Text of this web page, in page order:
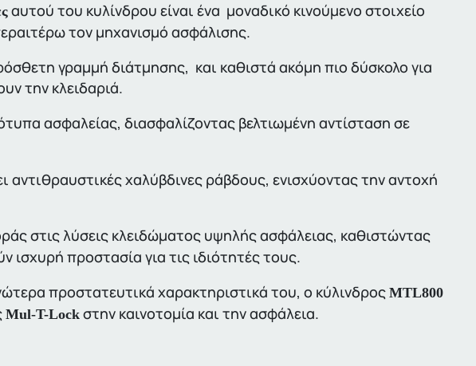
αυτού του κυλίνδρου είναι ένα μοναδικό κινούμενο στοιχείο
τον μηχανισμό ασφάλισης.
γραμμή διάτμησης, και καθιστά ακόμη πιο δύσκολο για
την κλειδαριά.
ασφαλείας, διασφαλίζοντας βελτιωμένη αντίσταση σε
αντιθραυστικές χαλύβδινες ράβδους, ενισχύοντας την αντοχή
στις λύσεις κλειδώματος υψηλής ασφάλειας, καθιστώντας
ισχυρή προστασία για τις ιδιότητές τους.
προστατευτικά χαρακτηριστικά του, ο κύλινδροςMTL800
Mul-T-Lockστην καινοτομία και την ασφάλεια.